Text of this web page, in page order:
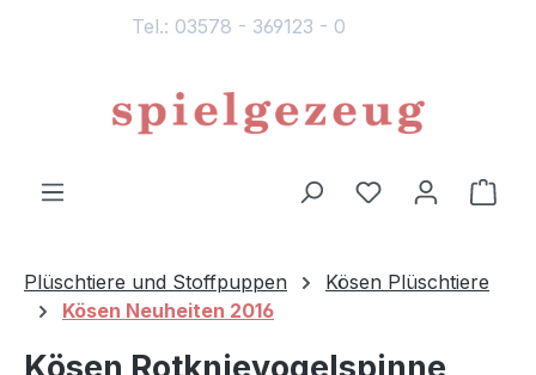
Tel.: 03578 - 369123 - 0
Du hast 0
Plüschtiere und Stoffpuppen
Kösen Plüschtiere
Kösen Neuheiten 2016